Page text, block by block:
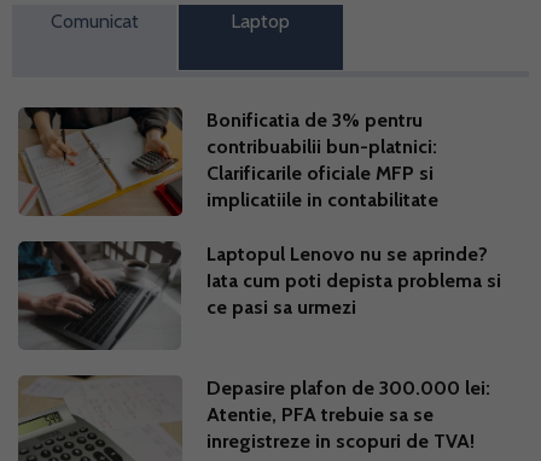
Comunicat Laptop
Bonificatia de 3% pentru
contribuabilii bun-platnici:
Clarificarile oficiale MFP si
implicatiile in contabilitate
Laptopul Lenovo nu se aprinde?
Iata cum poti depista problema si
ce pasi sa urmezi
Depasire plafon de 300.000 lei:
Atentie, PFA trebuie sa se
inregistreze in scopuri de TVA!